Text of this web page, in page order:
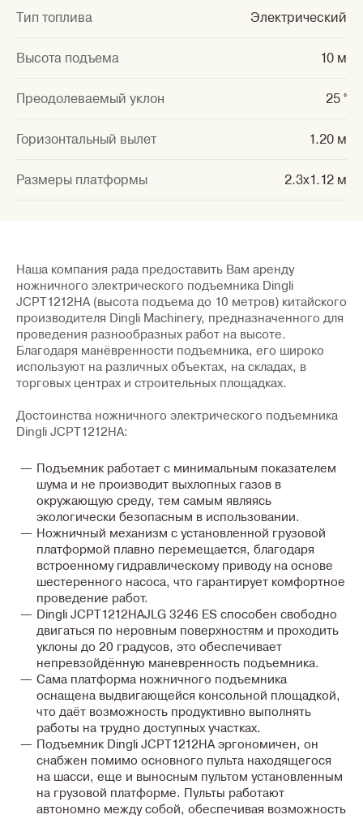
Тип топлива Электрический
Высота подъема 10 м
Преодолеваемый уклон 25 °
Горизонтальный вылет 1.20 м
Размеры платформы 2.3x1.12 м
Наша компания рада предоставить Вам аренду
ножничного электрического подъемника Dingli
JCPT1212HA(высота подъема до 10 метров) китайского
производителя Dingli Machinery, предназначенного для
проведения разнообразных работ на высоте.
Благодаря манёвренности подъемника, его широко
используют на различных объектах, на складах, в
торговых центрах и строительных площадках.
Достоинства ножничного электрического подъемника
Dingli JCPT1212HA:
Подъемник работает с минимальным показателем
шума и не производит выхлопных газов в
окружающую среду, тем самым являясь
экологически безопасным в использовании.
Ножничный механизм с установленной грузовой
платформой плавно перемещается, благодаря
встроенному гидравлическому приводу на основе
шестеренного насоса, что гарантирует комфортное
проведение работ.
Dingli JCPT1212HAJLG 3246 ES способен свободно
двигаться по неровным поверхностям и проходить
уклоны до 20 градусов, это обеспечивает
непревзойдённую маневренность подъемника.
Сама платформа ножничного подъемника
оснащена выдвигающейся консольной площадкой,
что даёт возможность продуктивно выполнять
работы на трудно доступных участках.
Подъемник Dingli JCPT1212HA эргономичен, он
снабжен помимо основного пульта находящегося
на шасси, еще и выносным пультом установленным
на грузовой платформе. Пульты работают
автономно между собой, обеспечивая возможность